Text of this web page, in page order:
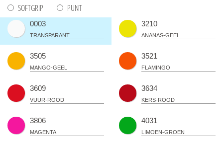
SOFTGRIP
PUNT
0003
TRANSPARANT
3210
ANANAS-GEEL
3505
MANGO-GEEL
3521
FLAMINGO
3609
VUUR-ROOD
3634
KERS-ROOD
3806
MAGENTA
4031
LIMOEN-GROEN